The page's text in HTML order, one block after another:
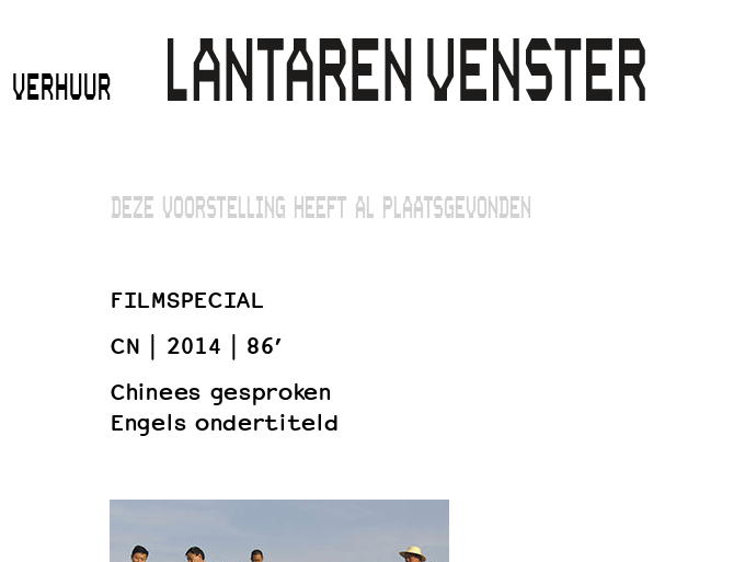
VERHUUR
DEZE VOORSTELLING HEEFT AL PLAATSGEVONDEN
FILMSPECIAL
CN
2014
86’
Chinees gesproken
Engels ondertiteld